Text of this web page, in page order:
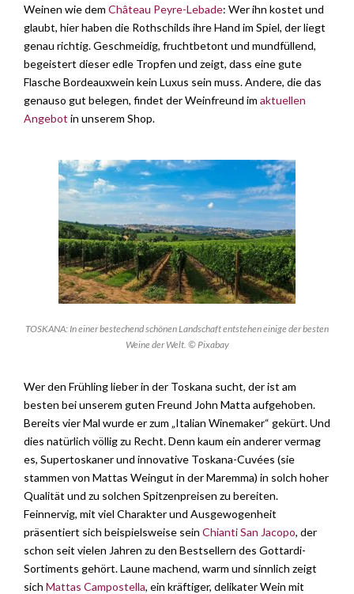
Weinen wie dem Château Peyre-Lebade: Wer ihn kostet und
glaubt, hier haben die Rothschilds ihre Hand im Spiel, der liegt
genau richtig. Geschmeidig, fruchtbetont und mundfüllend,
begeistert dieser edle Tropfen und zeigt, dass eine gute
Flasche Bordeauxwein kein Luxus sein muss. Andere, die das
genauso gut belegen, findet der Weinfreund im aktuellen
Angebot in unserem Shop.
TOSKANA: In einer bestechend schönen Landschaft entstehen einige der besten
Weine der Welt. © Pixabay
Wer den Frühling lieber in der Toskana sucht, der ist am
besten bei unserem guten Freund John Matta aufgehoben.
Bereits vier Mal wurde er zum „Italian Winemaker“ gekürt. Und
dies natürlich völlig zu Recht. Denn kaum ein anderer vermag
es, Supertoskaner und innovative Toskana-Cuvées (sie
stammen von Mattas Weingut in der Maremma) in solch hoher
Qualität und zu solchen Spitzenpreisen zu bereiten.
Feinnervig, mit viel Charakter und Ausgewogenheit
präsentiert sich beispielsweise sein Chianti San Jacopo, der
schon seit vielen Jahren zu den Bestsellern des Gottardi-
Sortiments gehört. Laune machend, warm und sinnlich zeigt
sich Mattas Campostella, ein kräftiger, delikater Wein mit